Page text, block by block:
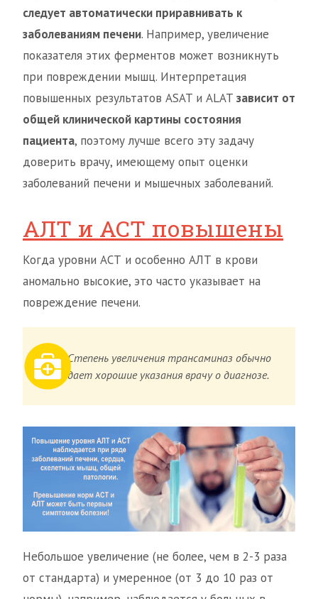
следует автоматически приравнивать к
заболеваниям печени. Например, увеличение
показателя этих ферментов может возникнуть
при повреждении мышц. Интерпретация
повышенных результатов ASAT и ALAT зависит от
общей клинической картины состояния
пациента, поэтому лучше всего эту задачу
доверить врачу, имеющему опыт оценки
заболеваний печени и мышечных заболеваний.
АЛТ и АСТ повышены
Когда уровни АСТ и особенно АЛТ в крови
аномально высокие, это часто указывает на
повреждение печени.
Степень увеличения трансаминаз обычно
дает хорошие указания врачу о диагнозе.
Небольшое увеличение (не более, чем в 2-3 раза
от стандарта) и умеренное (от 3 до 10 раз от